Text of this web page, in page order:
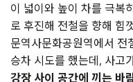
이 넓이와 높이 차를 극복
로 후진해 전철을 향해 힘
문역사문화공원역에서 전
승차 시도를 했는데, 사고
강장 사이 공간에 끼는 바